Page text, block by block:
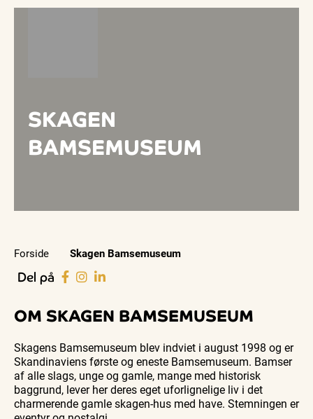
SKAGEN
BAMSEMUSEUM
Forside Skagen Bamsemuseum
Del på
OM SKAGEN BAMSEMUSEUM
Skagens Bamsemuseum blev indviet i august 1998 og er
Skandinaviens første og eneste Bamsemuseum. Bamser
af alle slags, unge og gamle, mange med historisk
baggrund, lever her deres eget uforlignelige liv i det
charmerende gamle skagen-hus med have. Stemningen er